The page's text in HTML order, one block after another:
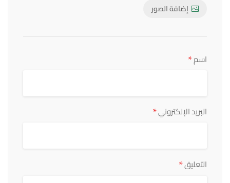
إضافة الصور
اسم*
البريد الإلكتروني*
التعليق*